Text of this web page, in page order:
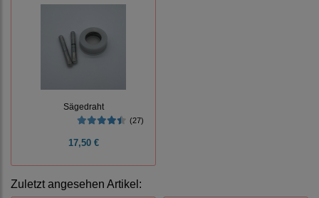
Sägedraht
(27)
17,50 €
Zuletzt angesehen Artikel: